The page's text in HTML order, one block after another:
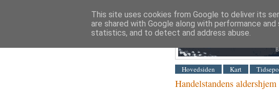
Hovedsiden Kart
Handelstandens aldershjem
This site uses cookies from Google to deliver its
are shared with Google along with performance
statistics, and to detect and address abuse.